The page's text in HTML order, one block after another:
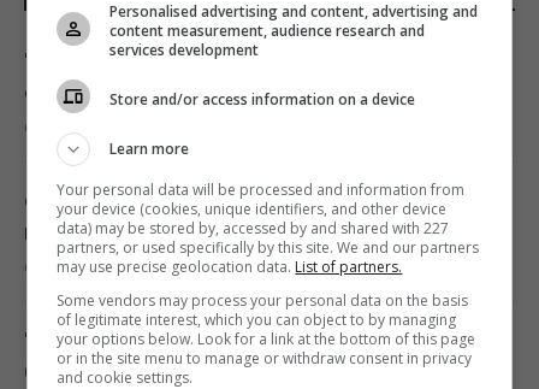
21:47 четверг, 06 августа 2026
В Украину может поступить
противодроновая ракета CM-70 из Канады,
– СМИ
21:42 четверг, 06 августа 2026
Чем Украина может уничтожать
"Искандеры": эксперты назвали
единственный реальный вариант
21:24 четверг, 06 августа 2026
"Я не готов": муж путинистки Валерии
открестился от ее сына-неудачника
6 августа 2026, 23:26
Опытные туристы всегда кладут в чемодан
шапочку для душа: вот для чего она нужна
6 августа 2026, 23:03
"Было всего 26": умерла популярная
блогер, которая вдохновляла миллионы
Personalised advertising and content, advertising and
content measurement, audience research and
services development
Store and/or access information on a device
Learn more
Your personal data will be processed and information from
your device (cookies, unique identifiers, and other device
data) may be stored by, accessed by and shared with 227
partners, or used specifically by this site. We and our partners
may use precise geolocation data. List of partners.
Some vendors may process your personal data on the basis
of legitimate interest, which you can object to by managing
your options below. Look for a link at the bottom of this page
or in the site menu to manage or withdraw consent in privacy
and cookie settings.